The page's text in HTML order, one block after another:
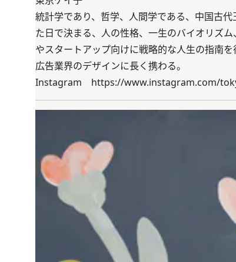
統計学であり、哲学、人間学である、中国古
た日で決まる、人の性格、一生のバイオリズ
やスタートアップ向けに戦略的な人生の指南
広告業界のデザインに長く携わる。
Instagram https://www.instagram.com/